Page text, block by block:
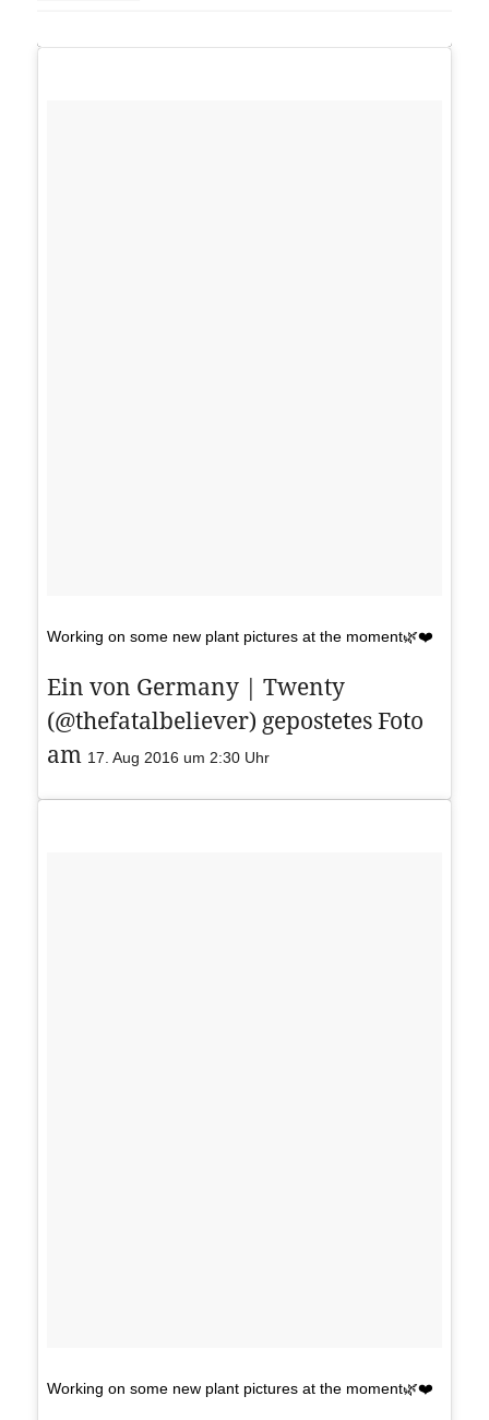
Working on some new plant pictures at the moment🌿❤️
Ein von Germany | Twenty
(@thefatalbeliever) gepostetes Foto
am 17. Aug 2016 um 2:30 Uhr
Working on some new plant pictures at the moment🌿❤️